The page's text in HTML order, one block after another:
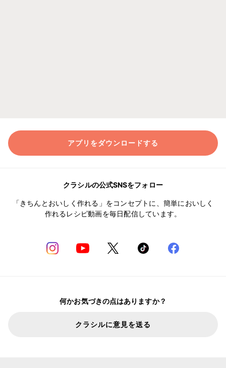
アプリをダウンロードする
クラシルの公式SNSをフォロー
「きちんとおいしく作れる」をコンセプトに、簡単においしく
作れるレシピ動画を毎日配信しています。
何かお気づきの点はありますか？
クラシルに意見を送る